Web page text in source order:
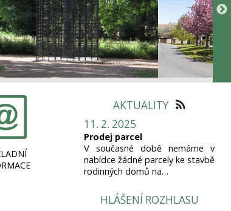
AKTUALITY
11. 2. 2025
Prodej parcel
V současné době nemáme v
nabídce žádné parcely ke stavbě
rodinných domů na…
HLÁŠENÍ ROZHLASU